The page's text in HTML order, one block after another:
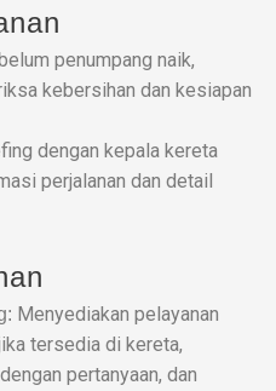
penumpang naik,
kebersihan dan kesiapan
dengan kepala kereta
perjalanan dan detail
Menyediakan pelayanan
tersedia di kereta,
pertanyaan, dan